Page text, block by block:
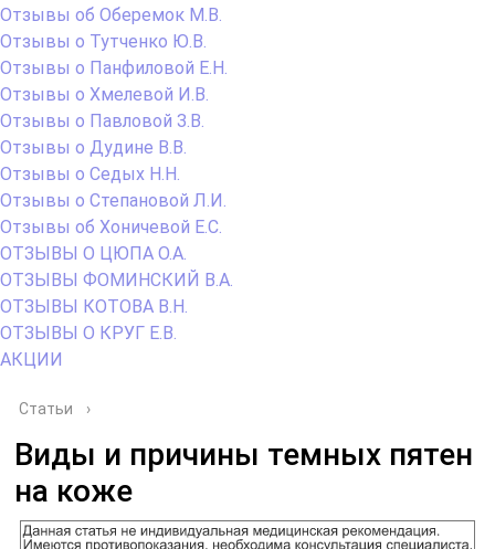
Отзывы об Оберемок М.В.
Отзывы о Тутченко Ю.В.
Отзывы о Панфиловой Е.Н.
Отзывы о Хмелевой И.В.
Отзывы о Павловой З.В.
Отзывы о Дудине В.В.
Отзывы о Седых Н.Н.
Отзывы о Степановой Л.И.
Отзывы об Хоничевой Е.С.
ОТЗЫВЫ О ЦЮПА О.А.
ОТЗЫВЫ ФОМИНСКИЙ В.А.
ОТЗЫВЫ КОТОВА В.Н.
ОТЗЫВЫ О КРУГ Е.В.
АКЦИИ
Статьи ›
Виды и причины темных пятен
на коже